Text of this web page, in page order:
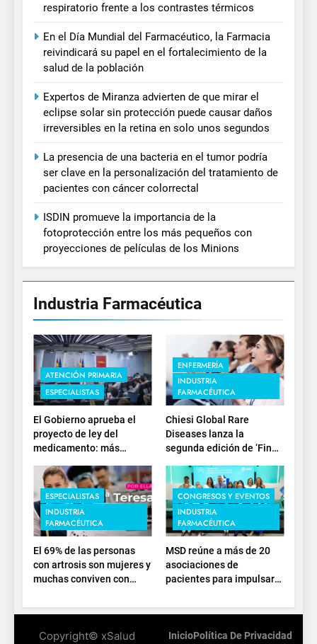
respiratorio frente a los contrastes térmicos
En el Día Mundial del Farmacéutico, la Farmacia
reivindicará su papel en el fortalecimiento de la
salud de la población
Expertos de Miranza advierten de que mirar el
eclipse solar sin protección puede causar daños
irreversibles en la retina en solo unos segundos
La presencia de una bacteria en el tumor podría
ser clave en la personalización del tratamiento de
pacientes con cáncer colorrectal
ISDIN promueve la importancia de la
fotoprotección entre los más pequeños con
proyecciones de películas de los Minions
Industria Farmacéutica
ATENCIÓN PRIMARIA
ESPECIALISTAS
El Gobierno aprueba el
proyecto de ley del
medicamento: más
estratégica y
modernización para el
SNS
ENFERMERÍA
INDUSTRIA
FARMACÉUTICA
Chiesi Global Rare
Diseases lanza la
segunda edición de ‘Find
investigación en
enfermedades de
depósito lisosomal
ESPECIALISTAS
INDUSTRIA
FARMACÉUTICA
El 69% de las personas
con artrosis son mujeres y
muchas conviven con
los 50, en plena etapa
CONGRESOS Y EVENTOS
INDUSTRIA
FARMACÉUTICA
MSD reúne a más de 20
asociaciones de
pacientes para impulsar
presente y el futuro del
Copyright© xSalud InicioPolítica De Privacidad